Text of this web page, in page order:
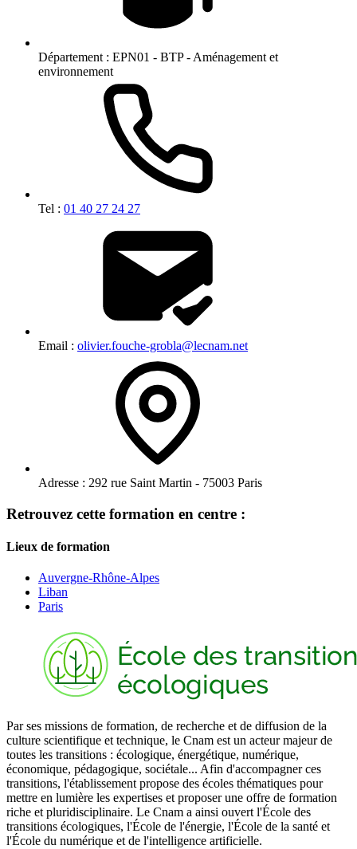
Département : EPN01 - BTP - Aménagement et
environnement
Tel : 01 40 27 24 27
Email : olivier.fouche-grobla@lecnam.net
Adresse : 292 rue Saint Martin - 75003 Paris
Retrouvez cette formation en centre :
Lieux de formation
Auvergne-Rhône-Alpes
Liban
Paris
Par ses missions de formation, de recherche et de diffusion de la
culture scientifique et technique, le Cnam est un acteur majeur de
toutes les transitions : écologique, énergétique, numérique,
économique, pédagogique, sociétale... Afin d'accompagner ces
transitions, l'établissement propose des écoles thématiques pour
mettre en lumière les expertises et proposer une offre de formation
riche et pluridisciplinaire. Le Cnam a ainsi ouvert l'École des
transitions écologiques, l'École de l'énergie, l'École de la santé et
l'École du numérique et de l'intelligence artificielle.